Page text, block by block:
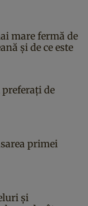
mare fermă de
și de ce este
de
primei
și